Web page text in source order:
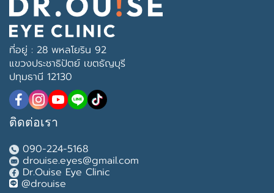
ที่อยู่ : 28 พหลโยริน 92
แขวงประชาธิปัตย์ เขตธัญบุรี
ปทุมธานี 12130
ติดต่อเรา
090-224-5168
drouise.eyes@gmail.com
Dr.Ouise Eye Clinic
@drouise